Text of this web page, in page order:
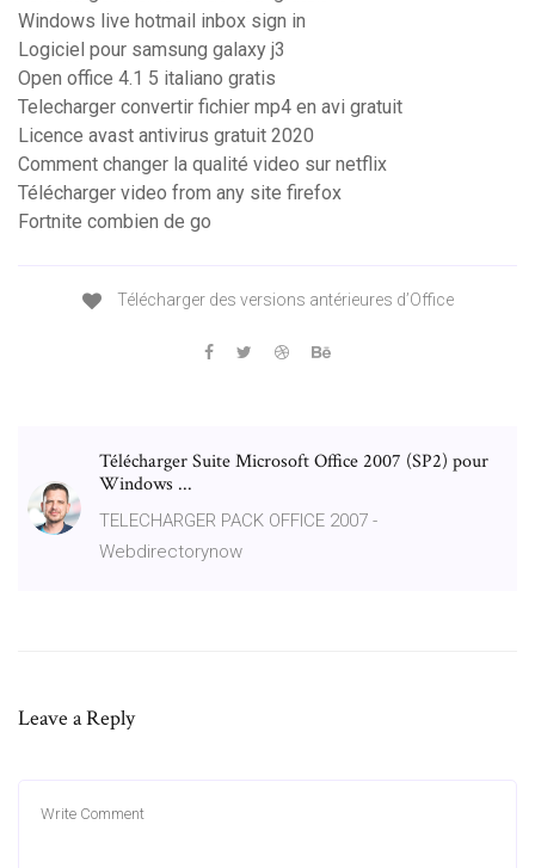
Windows live hotmail inbox sign in
Logiciel pour samsung galaxy j3
Open office 4.1 5 italiano gratis
Telecharger convertir fichier mp4 en avi gratuit
Licence avast antivirus gratuit 2020
Comment changer la qualité video sur netflix
Télécharger video from any site firefox
Fortnite combien de go
Télécharger des versions antérieures d’Office
Télécharger Suite Microsoft Office 2007 (SP2) pour
Windows ...
TELECHARGER PACK OFFICE 2007 -
Webdirectorynow
Leave a Reply